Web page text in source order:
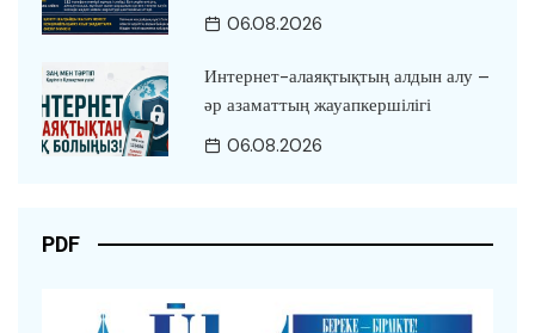
06.08.2026
Интернет-алаяқтықтың алдын алу –
әр азаматтың жауапкершілігі
06.08.2026
PDF